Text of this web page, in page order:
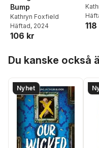
Bump
Kathryn Foxfield
Häftad, 2024
106 kr
Du kanske också
Nyhet